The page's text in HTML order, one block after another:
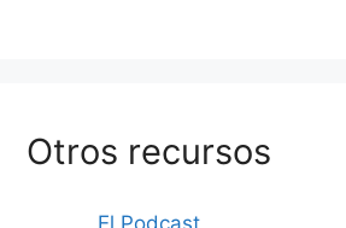
Otros recursos
El Podcast